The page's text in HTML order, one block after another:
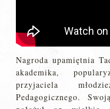
Nagroda upamiętnia
akademika,
przyjaciela
Pedagogicznego.